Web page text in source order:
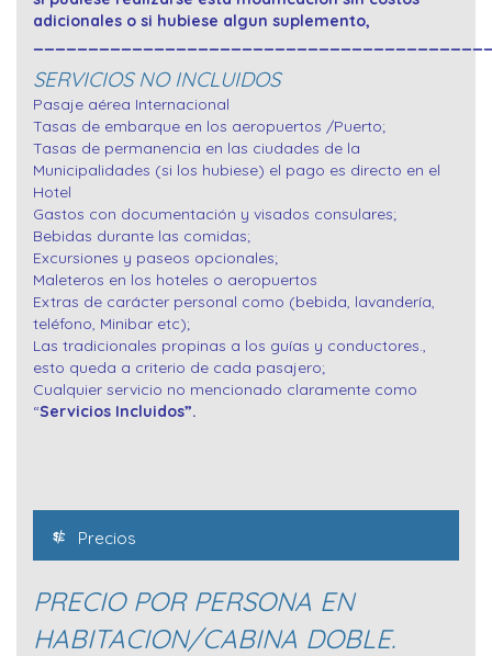
adicionales o si hubiese algun suplemento,
SERVICIOS NO INCLUIDOS
Pasaje aérea Internacional
Tasas de embarque en los aeropuertos /Puerto;
Tasas de permanencia en las ciudades de la
Municipalidades (si los hubiese) el pago es directo en el
Hotel
Gastos con documentación y visados consulares;
Bebidas durante las comidas;
Excursiones y paseos opcionales;
Maleteros en los hoteles o aeropuertos
Extras de carácter personal como (bebida, lavandería,
teléfono, Minibar etc);
Las tradicionales propinas a los guías y conductores.,
esto queda a criterio de cada pasajero;
Cualquier servicio no mencionado claramente como
“Servicios Incluidos”.
Precios
PRECIO POR PERSONA EN
HABITACION/CABINA DOBLE.